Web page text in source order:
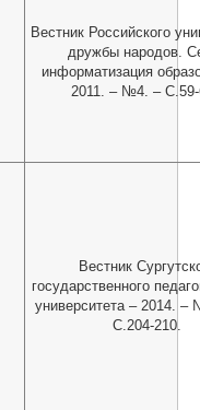
Вестник Российского
дружбы народов.
информатизация
2011. – №4. –
Вестник
государственного
университета – 2014. –
С.204-210.